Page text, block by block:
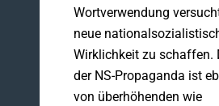
Wortverwendung
neue
Wirklichkeit zu schaffen.
der NS-Propaganda ist
von überhöhenden wie